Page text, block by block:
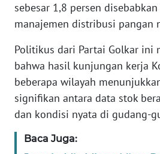
sebesar 1,8 persen
manajemen distribusi pangan
Politikus dari Partai Golkar ini
bahwa hasil kunjungan kerja
beberapa wilayah
signifikan antara data stok
dan kondisi nyata di gudang-
Baca Juga:
Informasi
INDEKS
BERITA
KONTAK
IKLAN